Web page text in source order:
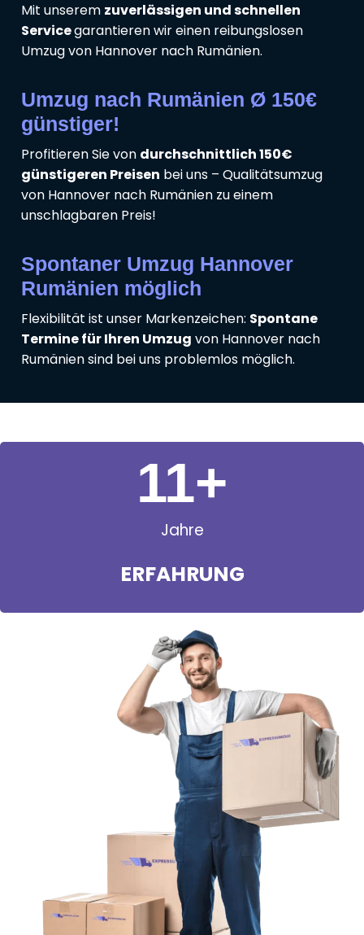
Mit unserem zuverlässigen und schnellen
Servicegarantieren wir einen reibungslosen
Umzug von Hannover nach Rumänien.
Umzug nach Rumänien Ø 150€
günstiger!
Profitieren Sie von durchschnittlich 150€
günstigeren Preisen bei uns – Qualitätsumzug
von Hannover nach Rumänien zu einem
unschlagbaren Preis!
Spontaner Umzug Hannover
Rumänien möglich
Flexibilität ist unser Markenzeichen: Spontane
Termine für Ihren Umzug von Hannover nach
Rumänien sind bei uns problemlos möglich.
Jahre
ERFAHRUNG
11+